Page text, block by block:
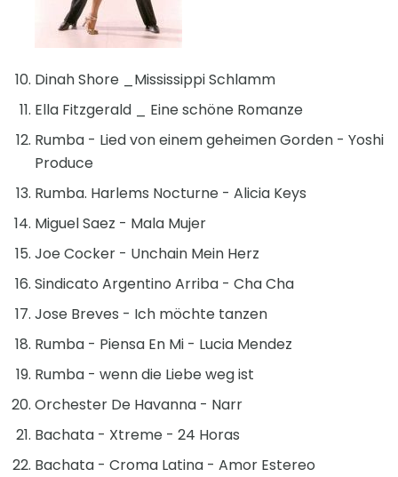
Dinah Shore _Mississippi Schlamm
Ella Fitzgerald _ Eine schöne Romanze
Rumba - Lied von einem geheimen Gorden - Yoshi
Produce
Rumba. Harlems Nocturne - Alicia Keys
Miguel Saez - Mala Mujer
Joe Cocker - Unchain Mein Herz
Sindicato Argentino Arriba - Cha Cha
Jose Breves - Ich möchte tanzen
Rumba - Piensa En Mi - Lucia Mendez
Rumba - wenn die Liebe weg ist
Orchester De Havanna - Narr
Bachata - Xtreme - 24 Horas
Bachata - Croma Latina - Amor Estereo